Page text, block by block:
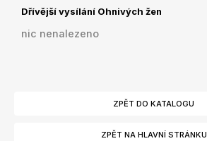
Dřívější vysílání Ohnivých žen
nic nenalezeno
ZPĚT DO KATALOGU
ZPĚT NA HLAVNÍ STRÁNKU